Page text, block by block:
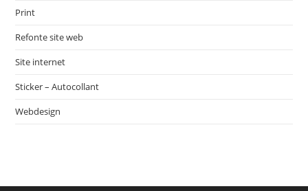
Print
Refonte site web
Site internet
Sticker – Autocollant
Webdesign